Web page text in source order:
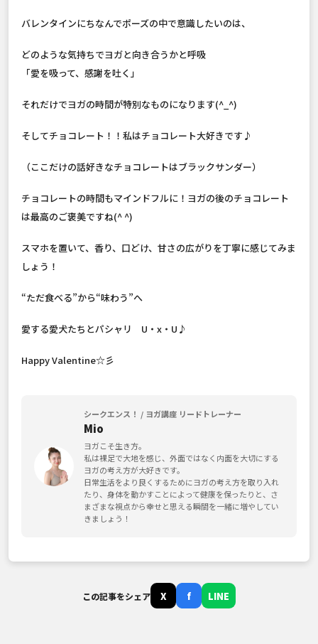
バレンタインにちなんでポーズの中で意識したいのは、
どのような気持ちでヨガと向き合うかと呼吸
「愛を吸って、感謝を吐く」
それだけでヨガの時間が特別なものになります(^_^)
そしてチョコレート！！私はチョコレート大好きです♪
（ここだけの話好きなチョコレートはブラックサンダー）
チョコレートの時間もマインドフルに！ヨガの後のチョコレート
は最高のご褒美ですね(^ ^)
スマホを置いて、香り、口どけ、甘さの広がりを丁寧に感じてみま
しょう！
“ただ食べる”から“味わう”へ
愛する愛犬たちとパシャリ U・x・U♪
Happy Valentine☆彡
シークエンス！ / ヨガ講座 リードトレーナー
Mio
ヨガこそ生き方。
私は裸足で大地を感じ、外面ではなく内面を大切にする
ヨガの考え方が大好きです。
日常生活をより良くするためにヨガの考え方を取り入れ
たり、身体を動かすことによって健康を保ったりと、さ
まざまな視点から幸せと思える瞬間を一緒に増やしてい
きましょう！
この記事をシェア X f LINE